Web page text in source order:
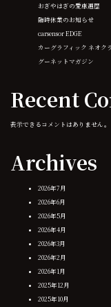
おぎやはぎの愛車遍歴
臨時休業のお知らせ
carsensor EDGE
カーグラフィック ネオク
グーネットマガジン
Recent
表示できるコメントはありません。
Archives
2026年7月
2026年6月
2026年5月
2026年4月
2026年3月
2026年2月
2026年1月
2025年12月
2025年10月